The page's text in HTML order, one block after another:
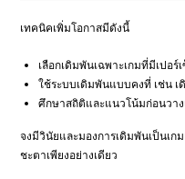
เทคนิคเพิ่มโอกาสมีดังนี้
เลือกเดิมพันเฉพาะเกมที่มีเปอ
ใช้ระบบเดิมพันแบบคงที่ เช่น เ
ศึกษาสถิติและแนวโน้มก่อนวา
จงมีวินัยและมองการเดิมพันเป็นเ
ชะตาเพียงอย่างเดียว